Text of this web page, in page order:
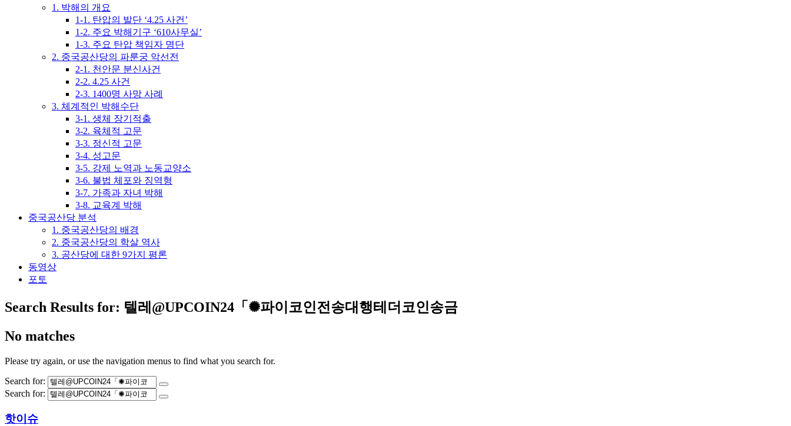
1. 박해의 개요
1-1. 탄압의 발단 ‘4.25 사건’
1-2. 주요 박해기구 ‘610사무실’
1-3. 주요 탄압 책임자 명단
2. 중국공산당의 파룬궁 악선전
2-1. 천안문 분신사건
2-2. 4.25 사건
2-3. 1400명 사망 사례
3. 체계적인 박해수단
3-1. 생체 장기적출
3-2. 육체적 고문
3-3. 정신적 고문
3-4. 성고문
3-5. 강제 노역과 노동교양소
3-6. 불법 체포와 징역형
3-7. 가족과 자녀 박해
3-8. 교육계 박해
중국공산당 분석
1. 중국공산당의 배경
2. 중국공산당의 학살 역사
3. 공산당에 대한 9가지 평론
동영상
포토
Search Results for: 텔레@UPCOIN24「✺파이코인전송대행테더코인송금
No matches
Please try again, or use the navigation menus to find what you search for.
Search for:
Search for:
핫이슈